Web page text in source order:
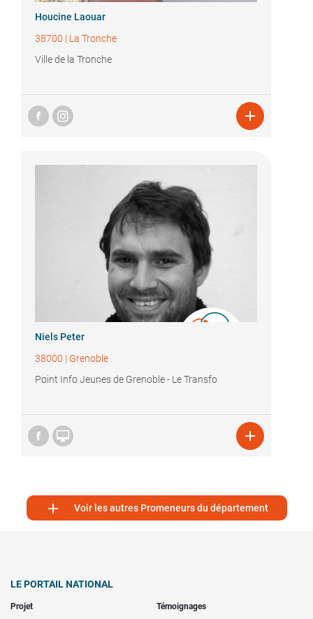
Houcine Laouar
38700 | La Tronche
Ville de la Tronche

Niels Peter
38000 | Grenoble
Point Info Jeunes de Grenoble - Le Transfo
 
 Voir les autres Promeneurs du département
LE PORTAIL NATIONAL
Projet Témoignages